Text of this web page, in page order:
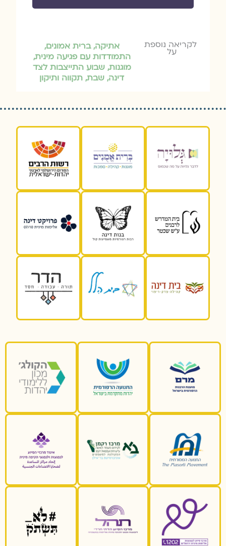
לקריאה נוספת
על אתיקה,ברית אמונים,
התמודדות עם פגיעה מינית,
מוגנות,שבוע התייצבות לצד
דינה, שבת, תקווה ותיקון